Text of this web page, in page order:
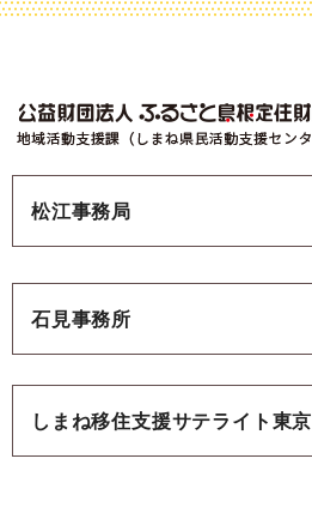
松江事務局
石見事務所
しまね移住支援サテライト東京